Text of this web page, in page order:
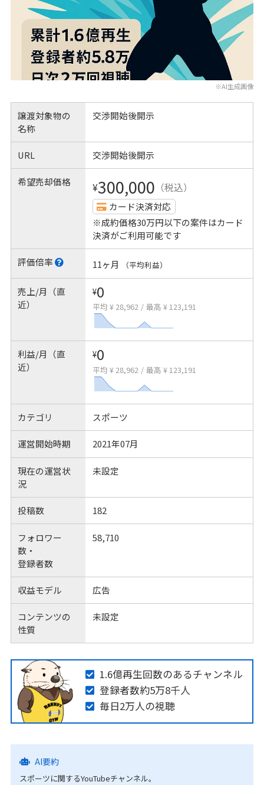
※AI生成画像
譲渡対象物の
名称
交渉開始後開示
URL 交渉開始後開示
希望売却価格 ¥300,000 （税込）
カード決済対応
※成約価格30万円以下の案件はカード
決済がご利用可能です
評価倍率 11ヶ月 （平均利益）
売上/月（直
近）
¥0
平均 ¥ 28,962 / 最高 ¥ 123,191
利益/月（直
近）
¥0
平均 ¥ 28,962 / 最高 ¥ 123,191
カテゴリ スポーツ
運営開始時期 2021年07月
現在の運営状
況
未設定
投稿数 182
フォロワー
数・
登録者数
58,710
収益モデル 広告
コンテンツの
性質
未設定
1.6億再生回数のあるチャンネル
登録者数約5万8千人
毎日2万人の視聴
AI要約
スポーツに関するYouTubeチャンネル。